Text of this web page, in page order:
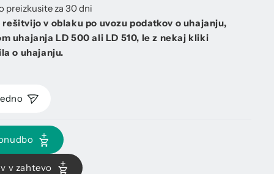
preizkusite za 30 dni
v oblaku po uvozu podatkov o uhajanju,
uhajanja LD 500 ali LD 510, le z nekaj kliki
o uhajanju.
v zahtevo